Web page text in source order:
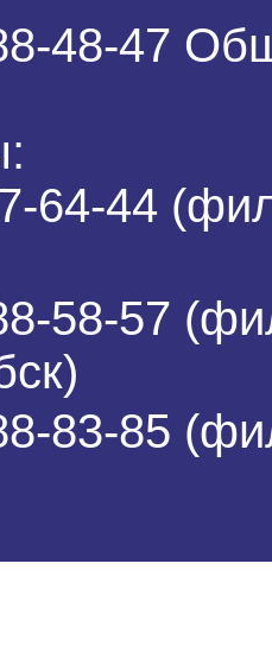
48-47
64-44
58-57
83-85